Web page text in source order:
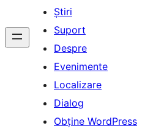
Știri
Suport
Despre
Evenimente
Localizare
Dialog
Obține WordPress